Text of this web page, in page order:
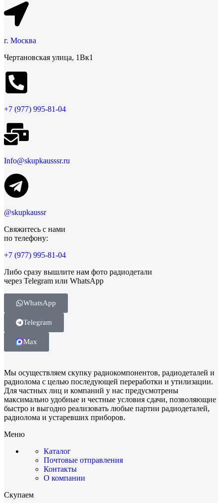
г. Москва
Чертановская улица, 1Вк1
+7 (977) 995-81-04
Info@skupkausssr.ru
@skupkaussr
Свяжитесь с нами
по телефону:
+7 (977) 995-81-04
Либо сразу вышлите нам фото радиодетали
через Telegram или WhatsApp
WhatsApp
Telegram
Max
Мы осуществляем скупку радиокомпонентов, радиодеталей и
радиолома с целью последующей переработки и утилизации.
Для частных лиц и компаний у нас предусмотрены
максимально удобные и честные условия сдачи, позволяющие
быстро и выгодно реализовать любые партии радиодеталей,
радиолома и устаревших приборов.
Меню
Каталог
Почтовые отправления
Контакты
О компании
Скупаем